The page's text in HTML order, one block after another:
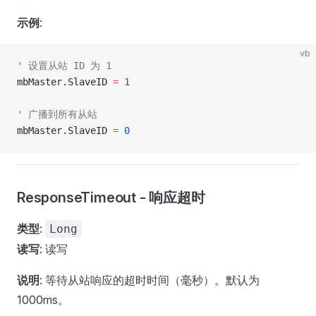
示例 :
vb
' 设置从站 ID 为 1
mbMaster.SlaveID = 1
' 广播到所有从站
mbMaster.SlaveID = 0
ResponseTimeout - 响应超时
类型: Long
读写: 读写
说明: 等待从站响应的超时时间（毫秒）。默认为
1000ms。